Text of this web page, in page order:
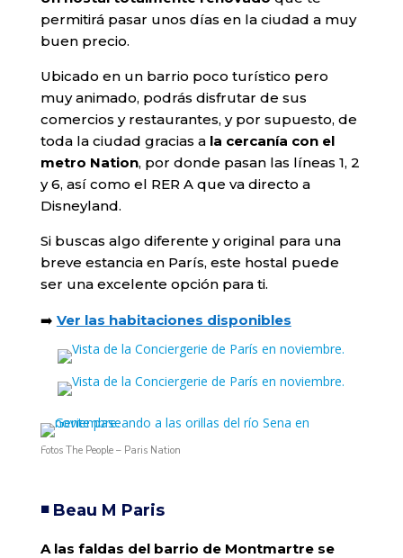
permitirá pasar unos días en la ciudad a muy
buen precio.
Ubicado en un barrio poco turístico pero
muy animado, podrás disfrutar de sus
comercios y restaurantes, y por supuesto, de
toda la ciudad gracias a la cercanía con el
metro Nation, por donde pasan las líneas 1, 2
y 6, así como el RER A que va directo a
Disneyland.
Si buscas algo diferente y original para una
breve estancia en París, este hostal puede
ser una excelente opción para ti.
➡️ Ver las habitaciones disponibles
Fotos The People – Paris Nation
◾️ Beau M Paris
A las faldas del barrio de Montmartre se